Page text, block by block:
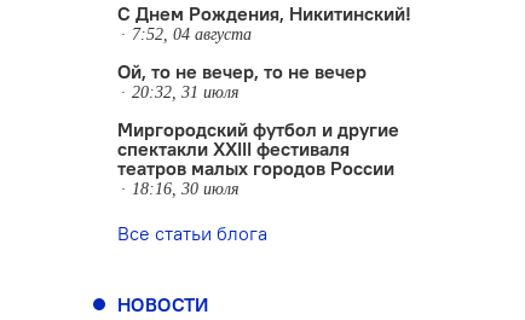
С Днем Рождения, Никитинский!
7:52, 04 августа
Ой, то не вечер, то не вечер
20:32, 31 июля
Миргородский футбол и другие
спектакли XXIII фестиваля
театров малых городов России
18:16, 30 июля
Все статьи блога
НОВОСТИ